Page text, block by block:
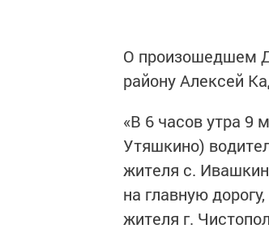
О произошедшем
району Алексей
«В 6 часов утра 9
Утяшкино)
жителя с.
на главную
жителя г.